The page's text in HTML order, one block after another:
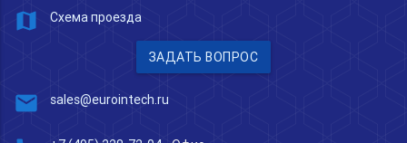
map Схема проезда
ЗАДАТЬ ВОПРОС
mail sales@eurointech.ru